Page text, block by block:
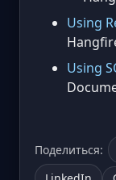
Using
Using
Поделиться: